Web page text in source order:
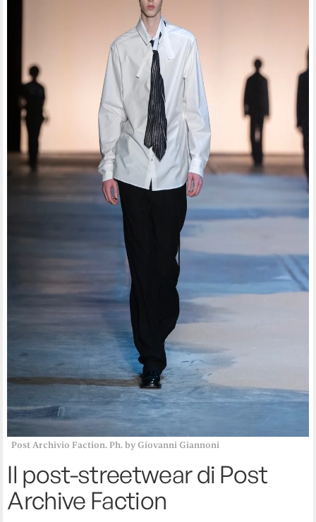
Post Archivio Faction. Ph. by Giovanni Giannoni
Il post-streetwear di Post
Archive Faction